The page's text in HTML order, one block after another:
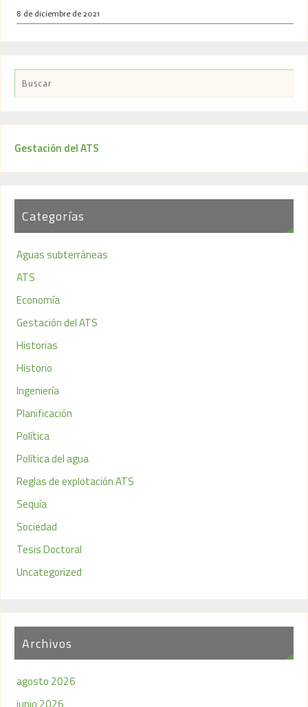
8 de diciembre de 2021
Gestación del ATS
Categorías
Aguas subterráneas
ATS
Economía
Gestación del ATS
Historias
Historio
Ingeniería
Planificación
Política
Política del agua
Reglas de explotación ATS
Sequía
Sociedad
Tesis Doctoral
Uncategorized
Archivos
agosto 2026